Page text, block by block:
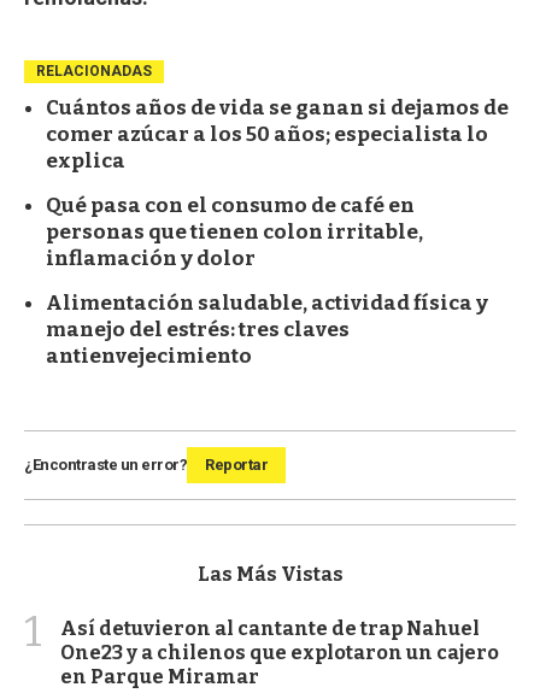
RELACIONADAS
Cuántos años de vida se ganan si dejamos de
comer azúcar a los 50 años; especialista lo
explica
Qué pasa con el consumo de café en
personas que tienen colon irritable,
inflamación y dolor
Alimentación saludable, actividad física y
manejo del estrés: tres claves
antienvejecimiento
¿Encontraste un error? Reportar
Las Más Vistas
1
Así detuvieron al cantante de trap Nahuel
One23 y a chilenos que explotaron un cajero
en Parque Miramar